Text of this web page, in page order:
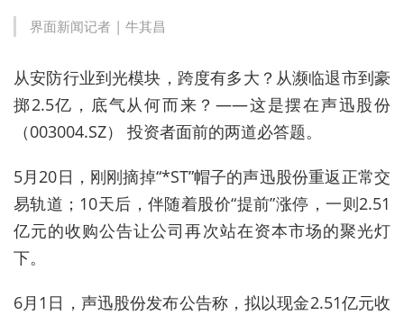
界面新闻记者 | 牛其昌
从安防行业到光模块，跨度有多大？从濒临退市到豪
掷2.5亿，底气从何而来？——这是摆在声迅股份
（003004.SZ） 投资者面前的两道必答题。
5月20日，刚刚摘掉“*ST”帽子的声迅股份重返正常交
易轨道；10天后，伴随着股价“提前”涨停，一则2.51
亿元的收购公告让公司再次站在资本市场的聚光灯
下。
6月1日，声迅股份发布公告称，拟以现金2.51亿元收